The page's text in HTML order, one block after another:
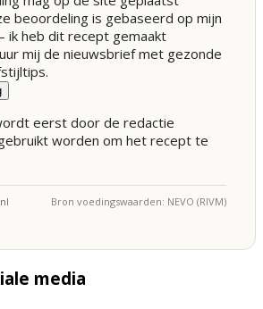
beoordeling is gebaseerd op mijn
ik heb dit recept gemaakt
mij de nieuwsbrief met gezonde
eerst door de redactie
worden om het recept te
Bron voedingswaarden: NEVO (RIVM)
media